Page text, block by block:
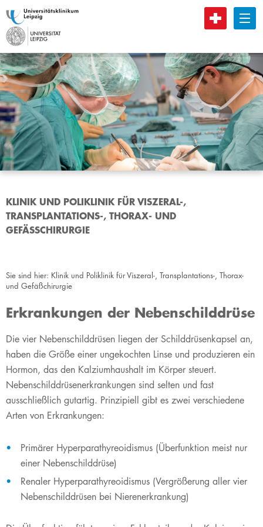
B
KLINIK UND POLIKLINIK FÜR VISZERAL-,
TRANSPLANTATIONS-, THORAX- UND
GEFÄSSCHIRURGIE
Sie sind hier: Klinik und Poliklinik für Viszeral-, Transplantations-, Thorax-
und Gefäßchirurgie
Erkrankungen der Nebenschilddrüse
​Die vier Nebenschilddrüsen liegen der Schilddrüsenkapsel an,
haben die Größe einer ungekochten Linse und produzieren ein
Hormon, das den Kalziumhaushalt im Körper steuert.
Nebenschilddrüsenerkrankungen sind selten und fast
ausschließlich gutartig. Prinzipiell gibt es zwei verschiedene
Arten von Erkrankungen:
Primärer Hyperparathyreoidismus (Überfunktion meist nur
einer Nebenschilddrüse)
Renaler Hyperparathyreoidismus (Vergrößerung aller vier
Nebenschilddrüsen bei Nierenerkrankung)